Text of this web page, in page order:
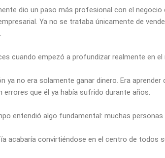
dio un paso más profesional con el
Ya no se trataba únicamente de
cuando empezó a profundizar realmente en
ya no era solamente ganar dinero. Era
errores que él ya había sufrido durante años.
entendió algo fundamental: muchas
acabaría convirtiéndose en el centro de todos